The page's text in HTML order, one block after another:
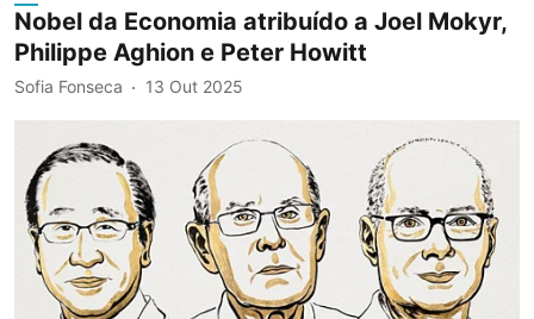
Nobel da Economia atribuído a Joel Mokyr,
Philippe Aghion e Peter Howitt
Sofia Fonseca 13 Out 2025